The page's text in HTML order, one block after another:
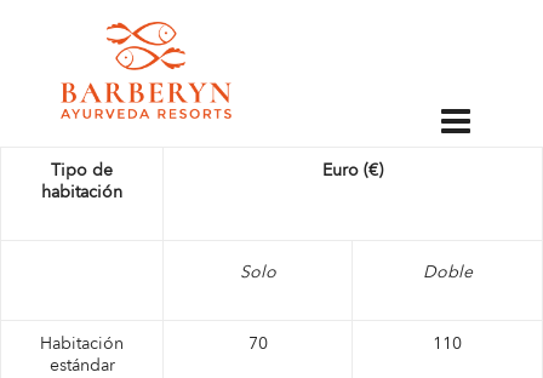
01 de diciembre de 2022 al 23 de abril de
2023
Tipo de
habitación
Euro (€)
Solo Doble
Habitación
estándar
70 110